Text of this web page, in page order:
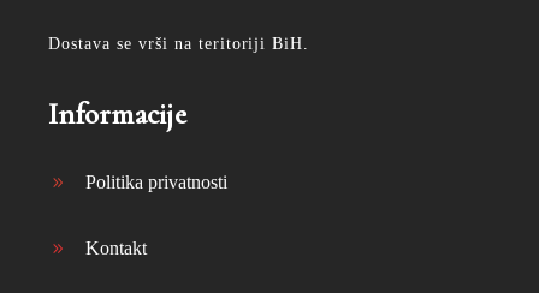
Dostava se vrši na teritoriji BiH.
Informacije
Politika privatnosti
Kontakt